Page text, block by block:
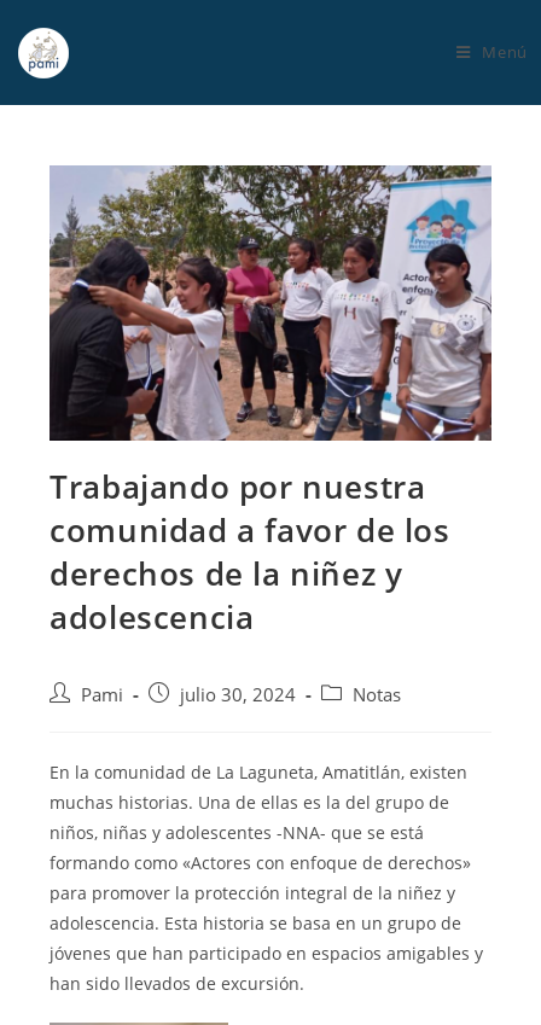
Menú
Trabajando por nuestra
comunidad a favor de los
derechos de la niñez y
adolescencia
Pami julio 30, 2024 Notas
En la comunidad de La Laguneta, Amatitlán, existen
muchas historias. Una de ellas es la del grupo de
niños, niñas y adolescentes -NNA- que se está
formando como «Actores con enfoque de derechos»
para promover la protección integral de la niñez y
adolescencia. Esta historia se basa en un grupo de
jóvenes que han participado en espacios amigables y
han sido llevados de excursión.